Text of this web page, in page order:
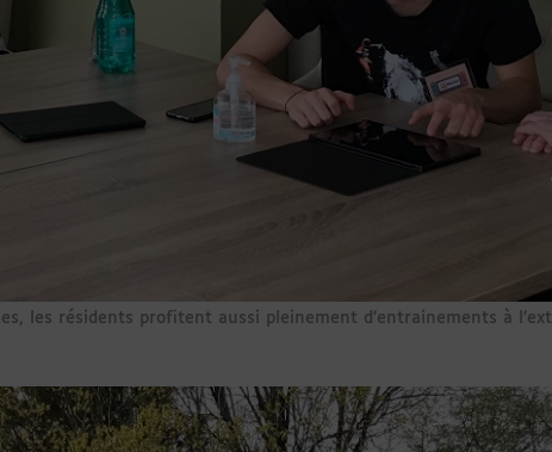
les résidents profitent aussi pleinement d’entrainements à